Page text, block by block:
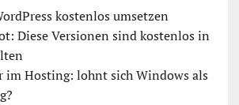
kostenlos umsetzen
Diese Versionen sind kostenlos in
im Hosting: lohnt sich Windows als